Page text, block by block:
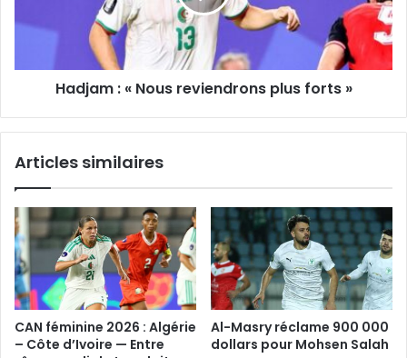
forts
Hadjam : « Nous reviendrons plus forts »
Articles similaires
CAN féminine 2026 : Algérie
– Côte d’Ivoire — Entre
Al-Masry réclame 900 000
dollars pour Mohsen Salah